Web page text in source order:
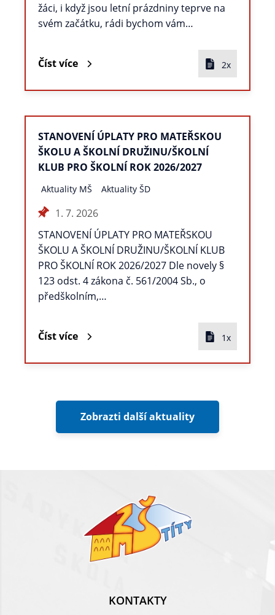
žáci, i když jsou letní prázdniny teprve na
svém začátku, rádi bychom vám…
Číst více 2x
STANOVENÍ ÚPLATY PRO MATEŘSKOU
ŠKOLU A ŠKOLNÍ DRUŽINU/ŠKOLNÍ
KLUB PRO ŠKOLNÍ ROK 2026/2027
Aktuality MŠ Aktuality ŠD
1. 7. 2026
STANOVENÍ ÚPLATY PRO MATEŘSKOU
ŠKOLU A ŠKOLNÍ DRUŽINU/ŠKOLNÍ KLUB
PRO ŠKOLNÍ ROK 2026/2027 Dle novely §
123 odst. 4 zákona č. 561/2004 Sb., o
předškolním,…
Číst více 1x
Zobrazti další aktuality
KONTAKTY